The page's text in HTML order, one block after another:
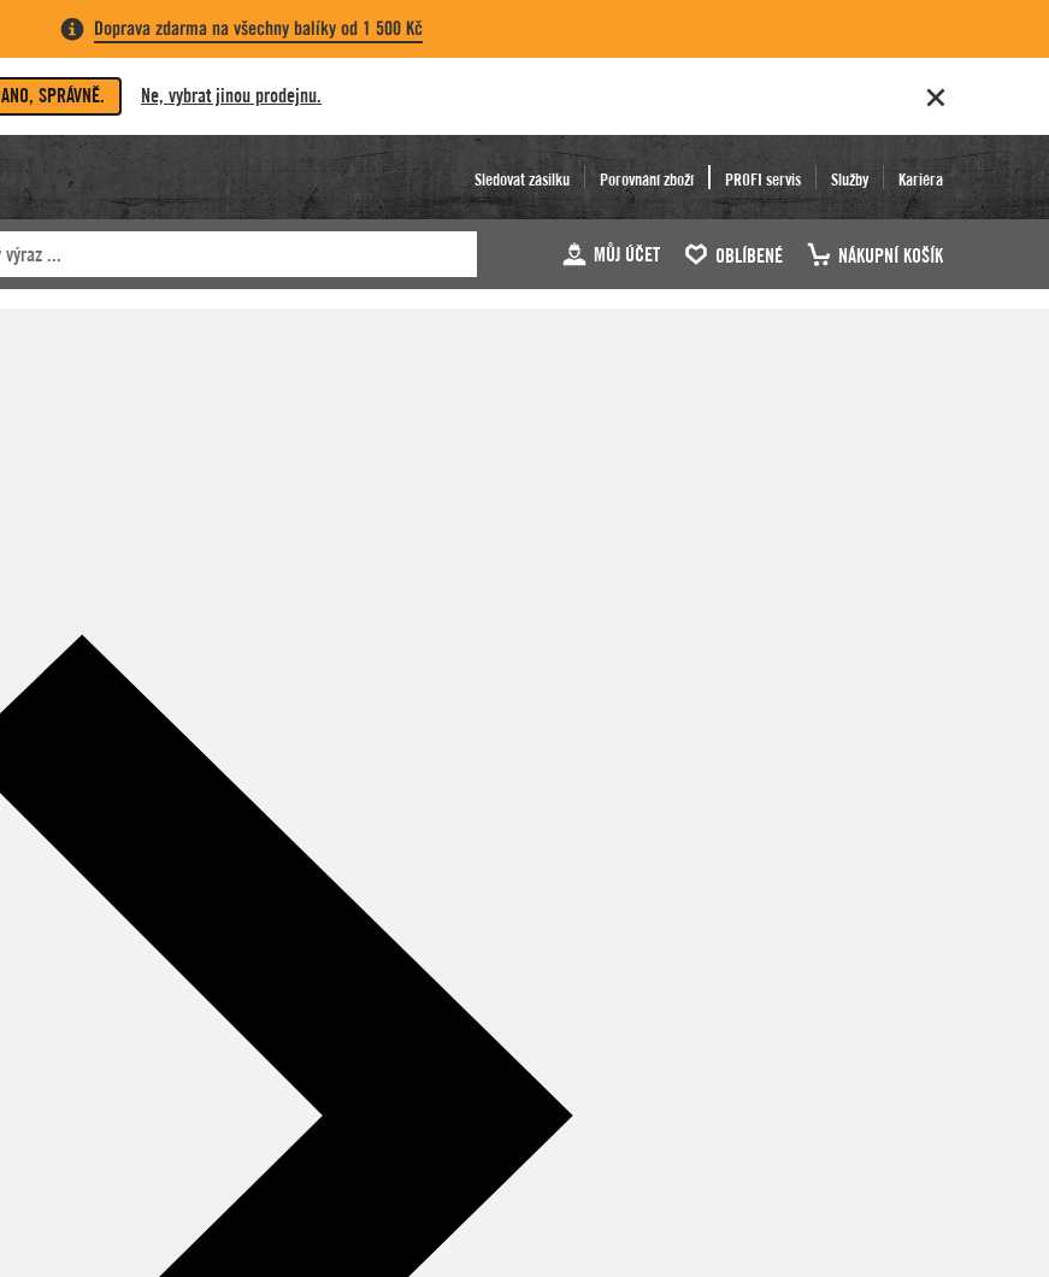
Doprava zdarma na všechny balíky od 1 500 Kč
ANO, SPRÁVNĚ. Ne, vybrat jinou prodejnu.
Sledovat zásilku Porovnání zboží PROFI servis Služby Kariéra
MŮJ ÚČET OBLÍBENÉ NÁKUPNÍ KOŠÍK